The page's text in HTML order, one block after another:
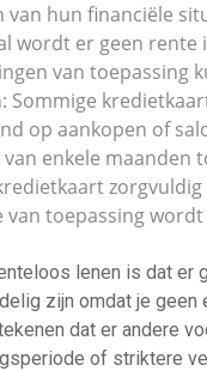
hun financiële
wordt er geen
van toepassing
Sommige
op aankopen of
enkele maanden
van toepassing
lenen is dat er
zijn omdat je
dat er andere
of striktere